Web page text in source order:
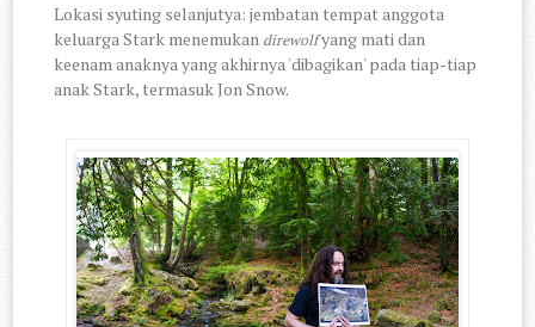
Lokasi syuting selanjutya: jembatan tempat anggota
keluarga Stark menemukan direwolfyang mati dan
keenam anaknya yang akhirnya 'dibagikan' pada tiap-tiap
anak Stark, termasuk Jon Snow.